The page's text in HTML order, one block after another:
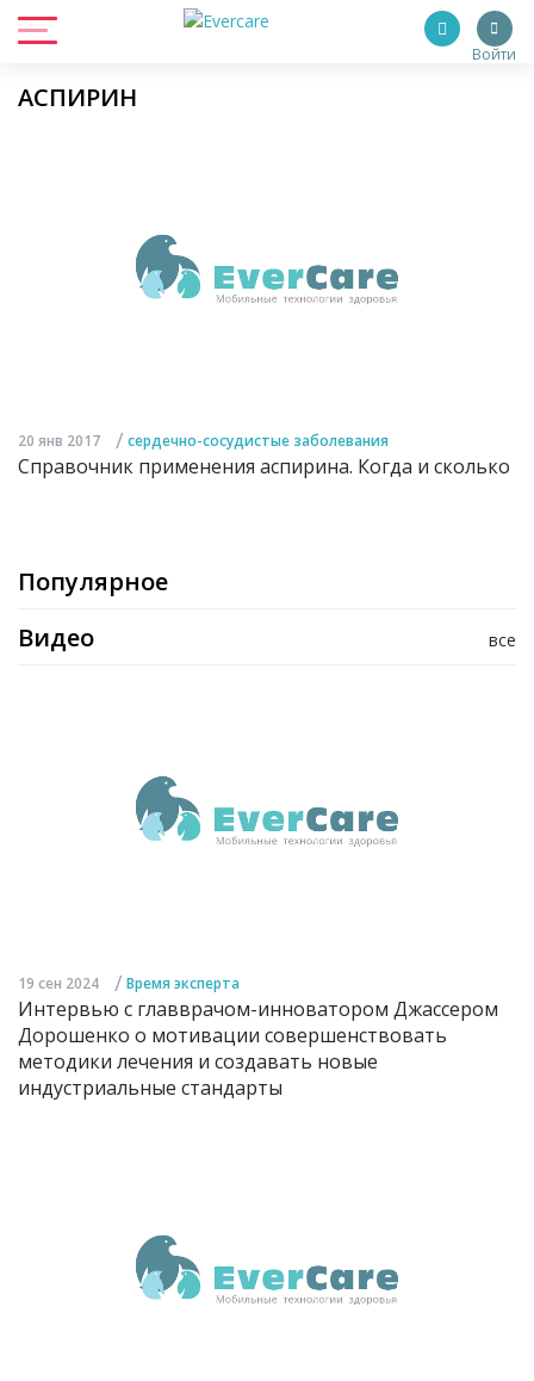
Войти
АСПИРИН
20 янв 2017 / сердечно-сосудистые заболевания
Справочник применения аспирина. Когда и сколько
Популярное
все
Видео
19 сен 2024 / Время эксперта
Интервью с главврачом-инноватором Джассером
Дорошенко о мотивации совершенствовать
методики лечения и создавать новые
индустриальные стандарты